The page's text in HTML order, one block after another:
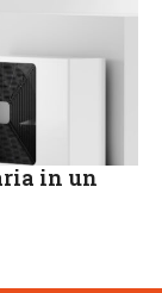
in un